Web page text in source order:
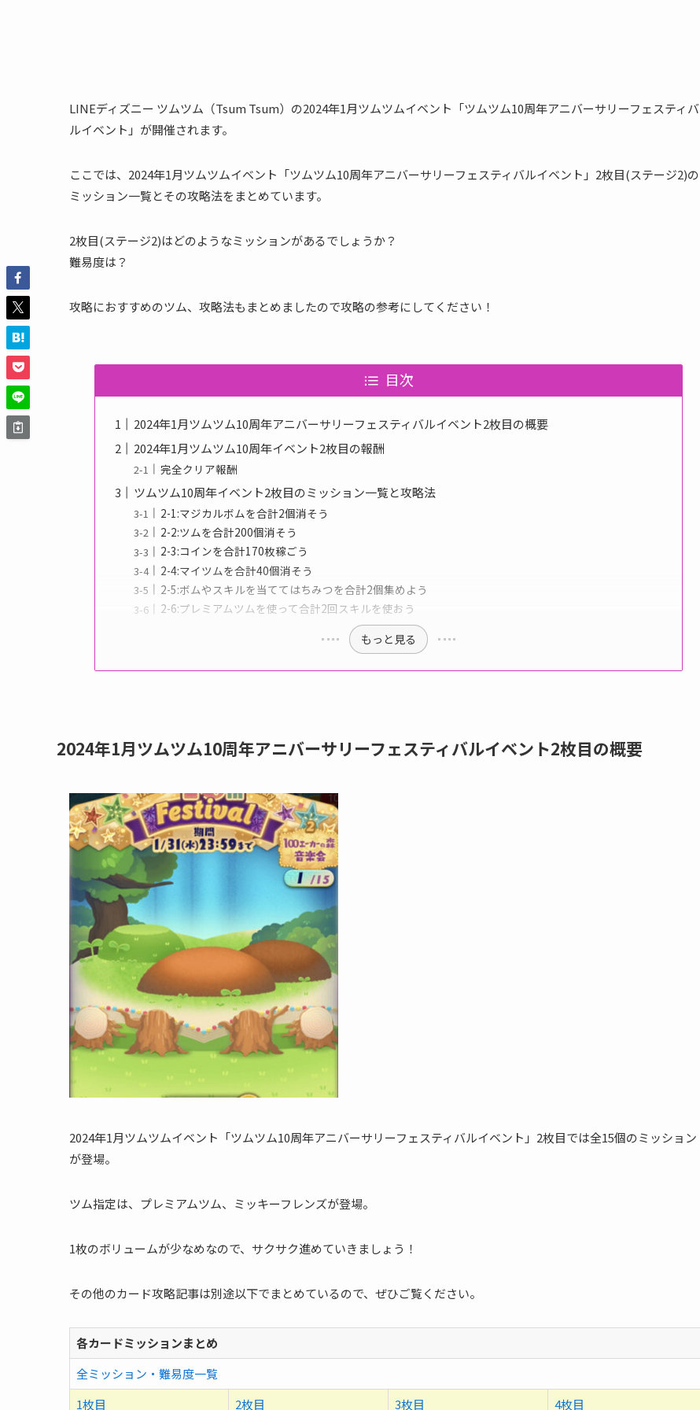
LINEディズニー ツムツム（Tsum Tsum）の2024年1月ツムツムイベント「ツムツム10周年アニバーサリーフェスティバ
ルイベント」が開催されます。
ここでは、2024年1月ツムツムイベント「ツムツム10周年アニバーサリーフェスティバルイベント」2枚目(ステージ2)の
ミッション一覧とその攻略法をまとめています。
2枚目(ステージ2)はどのようなミッションがあるでしょうか？
難易度は？
攻略におすすめのツム、攻略法もまとめましたので攻略の参考にしてください！
目次
2024年1月ツムツム10周年アニバーサリーフェスティバルイベント2枚目の概要
2024年1月ツムツム10周年イベント2枚目の報酬
完全クリア報酬
ツムツム10周年イベント2枚目のミッション一覧と攻略法
2-1:マジカルボムを合計2個消そう
2-2:ツムを合計200個消そう
2-3:コインを合計170枚稼ごう
2-4:マイツムを合計40個消そう
2-5:ボムやスキルを当ててはちみつを合計2個集めよう
2-6:プレミアムツムを使って合計2回スキルを使おう
もっと見る
2024年1月ツムツム10周年アニバーサリーフェスティバルイベント2枚目の概要
2024年1月ツムツムイベント「ツムツム10周年アニバーサリーフェスティバルイベント」2枚目では全15個のミッション
が登場。
ツム指定は、プレミアムツム、ミッキーフレンズが登場。
1枚のボリュームが少なめなので、サクサク進めていきましょう！
その他のカード攻略記事は別途以下でまとめているので、ぜひご覧ください。
各カードミッションまとめ
全ミッション・難易度一覧
1枚目
2枚目 3枚目 4枚目